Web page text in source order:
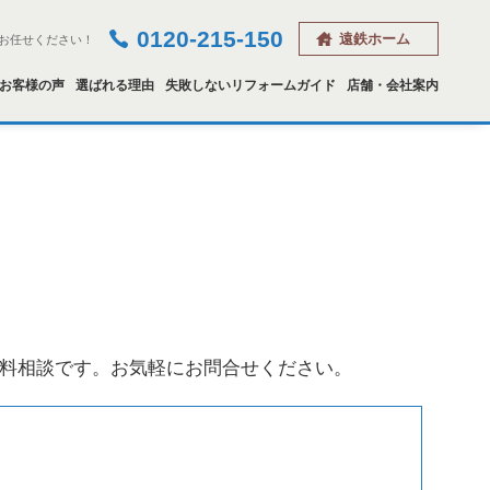
任せください！ 0120-215-150 遠鉄ホーム
客様の声 選ばれる理由 失敗しないリフォームガイド 店舗・会社案内
談です。お気軽にお問合せください。